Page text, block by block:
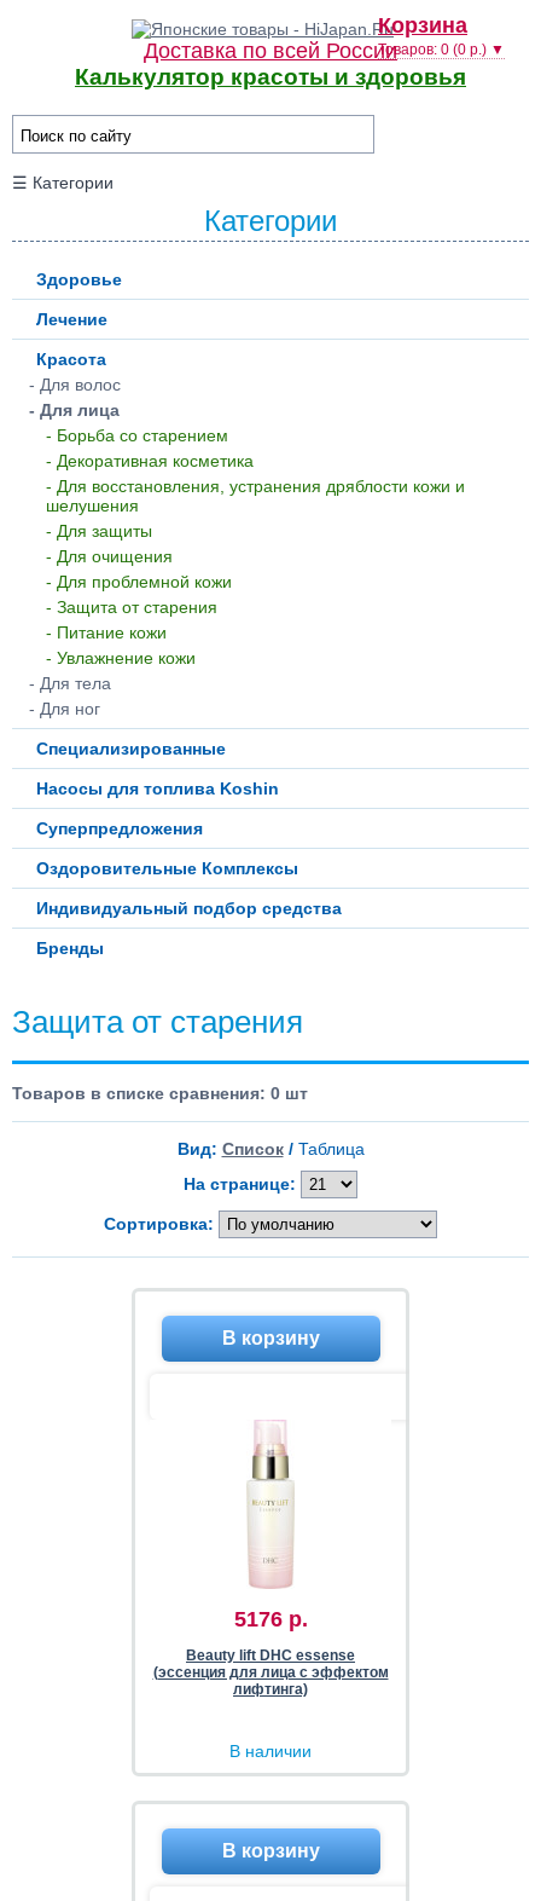
Доставка по всей России
Корзина
Товаров: 0 (0 р.) ▼
Калькулятор красоты и здоровья
☰ Категории
Категории
Здоровье
Лечение
Красота
- Для волос
- Для лица
- Борьба со старением
- Декоративная косметика
- Для восстановления, устранения дряблости кожи и
шелушения
- Для защиты
- Для очищения
- Для проблемной кожи
- Защита от старения
- Питание кожи
- Увлажнение кожи
- Для тела
- Для ног
Специализированные
Насосы для топлива Koshin
Суперпредложения
Оздоровительные Комплексы
Индивидуальный подбор средства
Бренды
Защита от старения
Товаров в списке сравнения: 0 шт
Вид: Список /Таблица
На странице:
Сортировка:
5176 р.
Beauty lift DHC essense
(эссенция для лица с эффектом
лифтинга)
В наличии